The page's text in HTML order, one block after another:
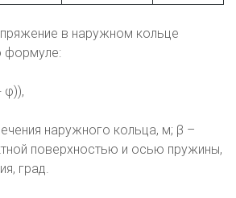
в наружном кольце
формуле:
φ)),
наружного кольца, м; β –
поверхностью и осью пружины,
град.